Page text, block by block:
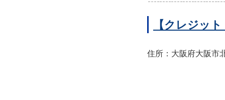
【クレジッ
住所：大阪府大阪市